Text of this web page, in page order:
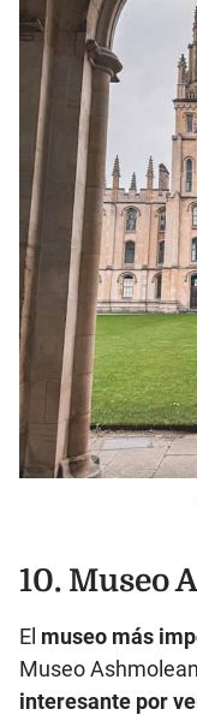
10. Museo
El museo más
Museo
interesante por